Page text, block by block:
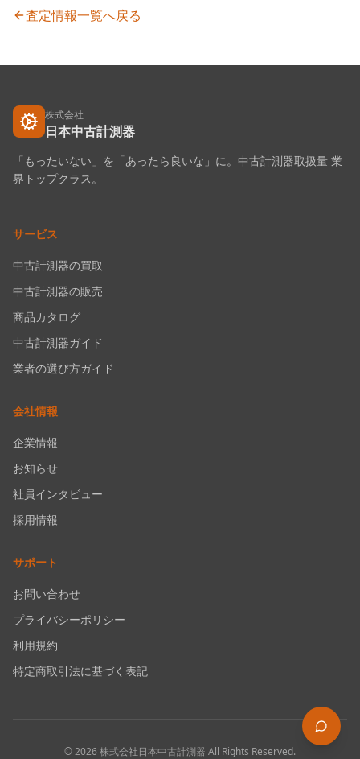
査定情報一覧へ戻る
株式会社
日本中古計測器
「もったいない」を「あったら良いな」に。中古計測器取扱量 業
界トップクラス。
サービス
中古計測器の買取
中古計測器の販売
商品カタログ
中古計測器ガイド
業者の選び方ガイド
会社情報
企業情報
お知らせ
社員インタビュー
採用情報
サポート
お問い合わせ
プライバシーポリシー
利用規約
特定商取引法に基づく表記
©2026株式会社日本中古計測器 All Rights Reserved.